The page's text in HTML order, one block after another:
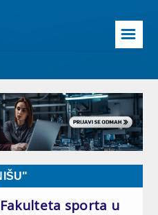
☰
sporta u